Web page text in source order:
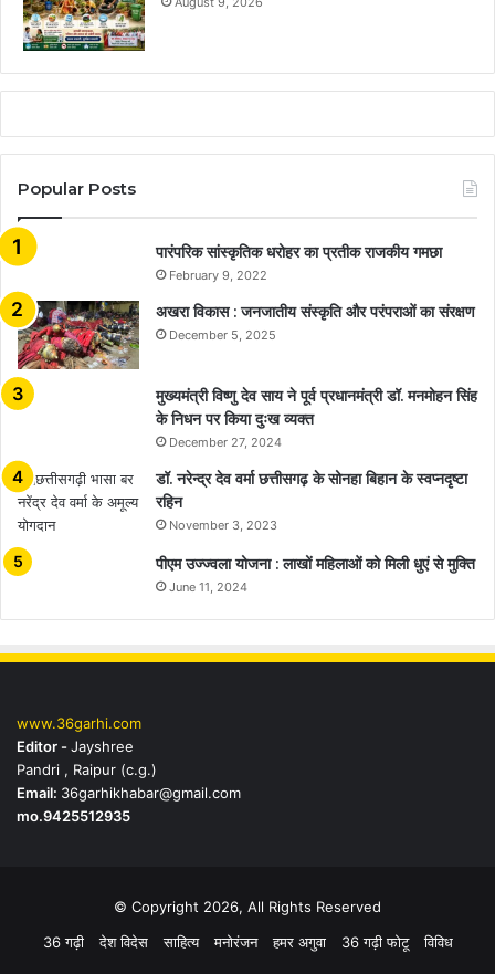
Popular Posts
​​​​​​​पारंपरिक सांस्कृतिक धरोहर का प्रतीक राजकीय गमछा
February 9, 2022
अखरा विकास : जनजातीय संस्कृति और परंपराओं का संरक्षण
December 5, 2025
मुख्यमंत्री विष्णु देव साय ने पूर्व प्रधानमंत्री डॉ. मनमोहन सिंह
के निधन पर किया दुःख व्यक्त
December 27, 2024
डॉ. नरेन्द्र देव वर्मा छत्तीसगढ़ के सोनहा बिहान के स्वप्नदृष्टा
रहिन
November 3, 2023
पीएम उज्ज्वला योजना : लाखों महिलाओं को मिली धुएं से मुक्ति
June 11, 2024
www.36garhi.com
Editor -Jayshree
Pandri , Raipur (c.g.)
Email: 36garhikhabar@gmail.com
mo.9425512935
© Copyright 2026, All Rights Reserved
36 गढ़ी
देश विदेस साहित्य मनोरंजन हमर अगुवा 36 गढ़ी फोटू विविध